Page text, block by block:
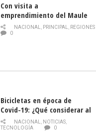
Con visita a
emprendimiento del Maule
y llamado al rescate de la
historia campesina Director
NACIONAL, PRINCIPAL, REGIONES
0
Bicicletas en época de
Covid-19: ¿Qué considerar al
momento de conducirlas?
NACIONAL, NOTICIAS,
TECNOLOGÍA
0